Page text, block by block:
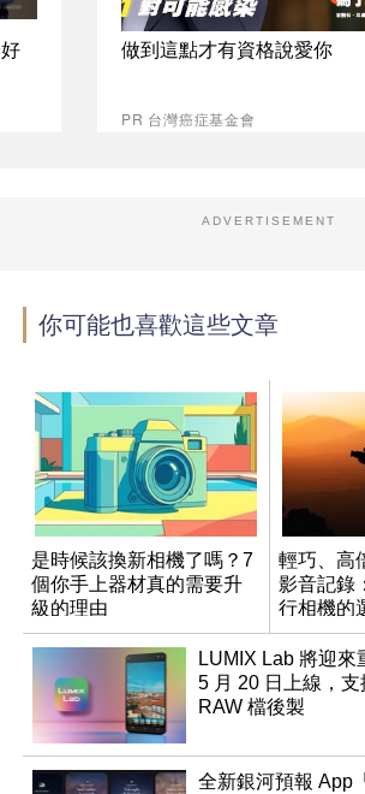
做到這點才有資格說愛你
PR 台灣癌症基金會
ADVERTISEMENT
你可能也喜歡這些文章
是時候該換新相機了嗎？7
個你手上器材真的需要升
級的理由
輕巧、高
影音記錄
行相機的
LUMIX Lab 將迎來
5 月 20 日上線，
RAW 檔後製
全新銀河預報 App